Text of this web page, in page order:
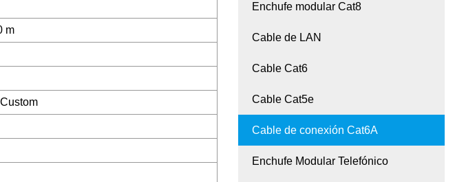
m
Enchufe modular Cat8
Cable de LAN
Cable Cat6
Cable Cat5e
Cable de conexión Cat6A
Enchufe Modular Telefónico